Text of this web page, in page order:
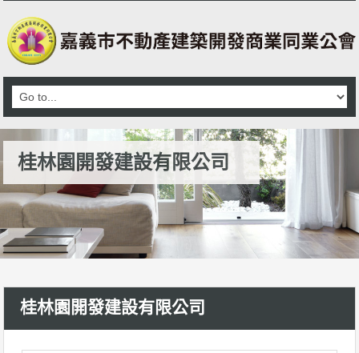
桂林園開發建設有限公司
桂林園開發建設有限公司